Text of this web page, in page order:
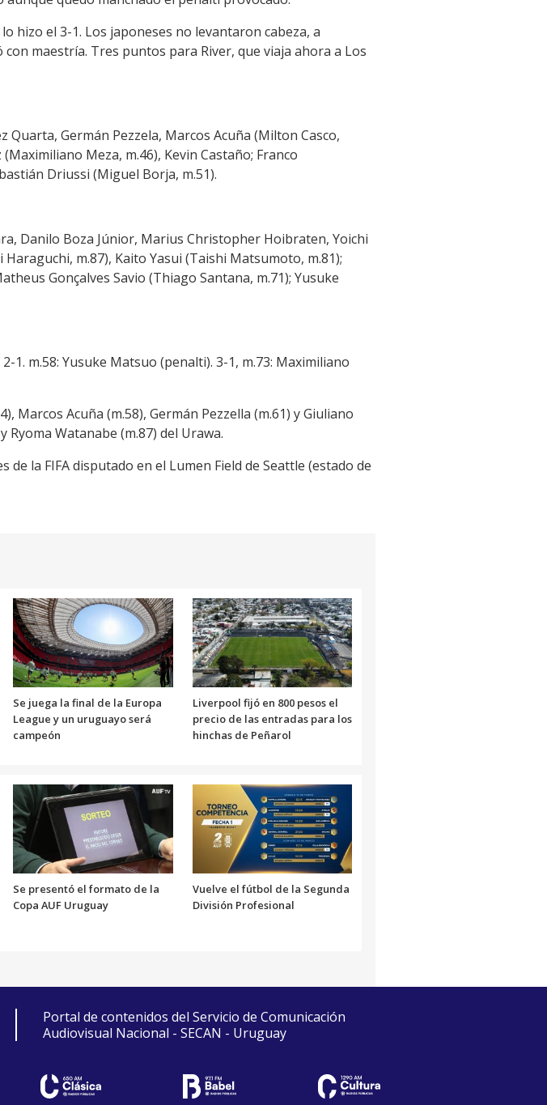
hizo el 3-1. Los japoneses no levantaron cabeza, a
maestría. Tres puntos para River, que viaja ahora a Los
Germán Pezzela, Marcos Acuña (Milton Casco,
Meza, m.46), Kevin Castaño; Franco
Driussi (Miguel Borja, m.51).
Danilo Boza Júnior, Marius Christopher Hoibraten, Yoichi
m.87), Kaito Yasui (Taishi Matsumoto, m.81);
Gonçalves Savio (Thiago Santana, m.71); Yusuke
1. m.58: Yusuke Matsuo (penalti). 3-1, m.73: Maximiliano
Marcos Acuña (m.58), Germán Pezzella (m.61) y Giuliano
Ryoma Watanabe (m.87) del Urawa.
la FIFA disputado en el Lumen Field de Seattle (estado de
Se juega la final de la Europa
League y un uruguayo será
campeón
Liverpool fijó en 800 pesos el
precio de las entradas para los
hinchas de Peñarol
Se presentó el formato de la
Copa AUF Uruguay
Vuelve el fútbol de la Segunda
División Profesional
Portal de contenidos del Servicio de Comunicación
Audiovisual Nacional - SECAN - Uruguay